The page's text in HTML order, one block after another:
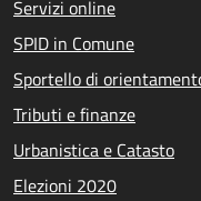
Servizi online
SPID in Comune
Sportello di
Tributi e finanze
Urbanistica e Catasto
Elezioni 2020